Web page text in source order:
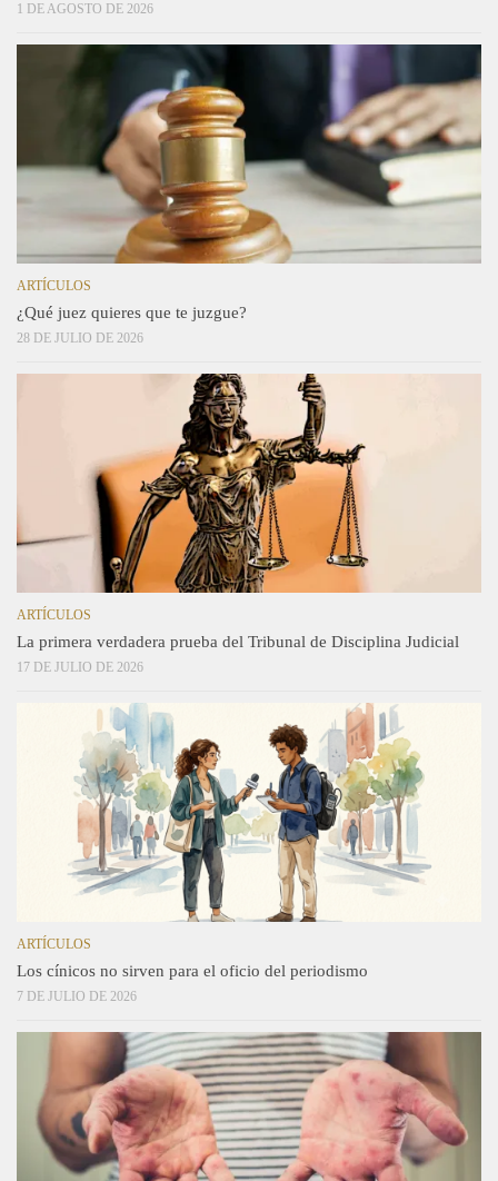
1 DE AGOSTO DE 2026
ARTÍCULOS
¿Qué juez quieres que te juzgue?
28 DE JULIO DE 2026
ARTÍCULOS
La primera verdadera prueba del Tribunal de Disciplina Judicial
17 DE JULIO DE 2026
ARTÍCULOS
Los cínicos no sirven para el oficio del periodismo
7 DE JULIO DE 2026